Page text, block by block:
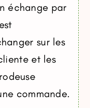
échange par
sur les
et les
commande.